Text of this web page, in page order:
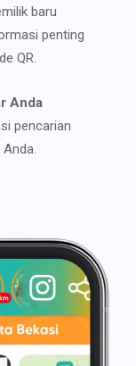
baru
penting
QR.
Anda
pencarian